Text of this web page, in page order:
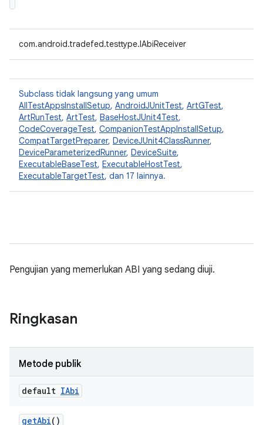
com.android.tradefed.testtype.IAbiReceiver
Subclass tidak langsung yang umum
AllTestAppsInstallSetup, AndroidJUnitTest, ArtGTest,
ArtRunTest, ArtTest, BaseHostJUnit4Test,
CodeCoverageTest, CompanionTestAppInstallSetup,
CompatTargetPreparer, DeviceJUnit4ClassRunner,
DeviceParameterizedRunner, DeviceSuite,
ExecutableBaseTest, ExecutableHostTest,
ExecutableTargetTest, dan 17 lainnya.
Pengujian yang memerlukan ABI yang sedang diuji.
Ringkasan
Metode publik
default IAbi
getAbi()